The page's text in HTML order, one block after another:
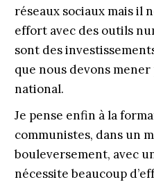
réseaux sociaux mais il
effort avec des outils
sont des
que nous devons
national.
Je pense enfin à la
communistes, dans un
bouleversement, avec
nécessite beaucoup